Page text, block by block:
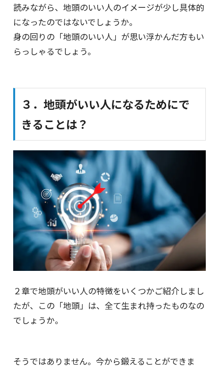
読みながら、地頭のいい人のイメージが少し具体的
になったのではないでしょうか。
身の回りの「地頭のいい人」が思い浮かんだ方もい
らっしゃるでしょう。
３．地頭がいい人になるためにで
きることは？
２章で地頭がいい人の特徴をいくつかご紹介しまし
たが、この「地頭」は、全て生まれ持ったものなの
でしょうか。
そうではありません。今から鍛えることができま